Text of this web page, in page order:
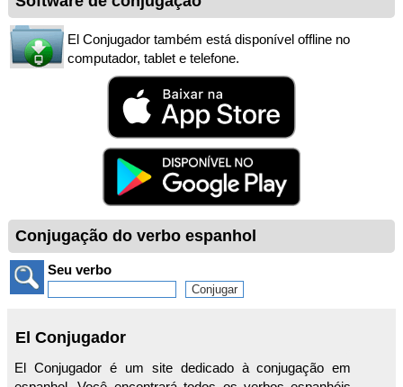
El Conjugador também está disponível offline no
computador, tablet e telefone.
Conjugação do verbo espanhol
Seu verbo
El Conjugador
El Conjugador é um site dedicado à conjugação em